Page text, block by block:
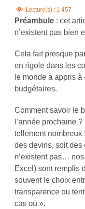
Lecture(s) : 1 457
Préambule: cet
n’existent pas bien
Cela fait presque
en rigole dans les
le monde a appris
budgétaires.
Comment savoir le
l’année prochaine
tellement nombreux
des devins, soit
n’existent pas…
Excel) sont remplis
souvent le choix
transparence ou
cas où ».